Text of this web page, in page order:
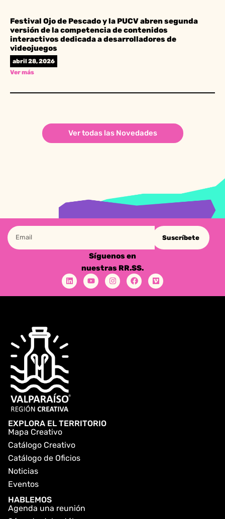
Festival Ojo de Pescado y la PUCV abren segunda
versión de la competencia de contenidos
interactivos dedicada a desarrolladores de
videojuegos
abril 28, 2026
Ver más
Ver todas las Novedades
Suscríbete
Síguenos en
nuestras RR.SS.
EXPLORA EL TERRITORIO
Mapa Creativo
Catálogo Creativo
Catálogo de Oficios
Noticias
Eventos
HABLEMOS
Agenda una reunión